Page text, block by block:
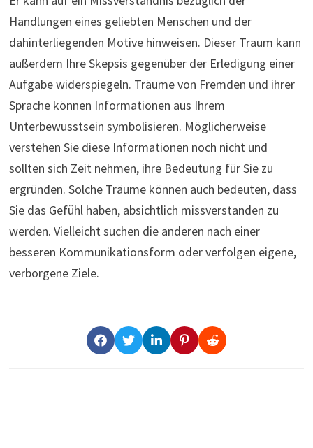
Handlungen eines geliebten Menschen und der
dahinterliegenden Motive hinweisen. Dieser Traum kann
außerdem Ihre Skepsis gegenüber der Erledigung einer
Aufgabe widerspiegeln. Träume von Fremden und ihrer
Sprache können Informationen aus Ihrem
Unterbewusstsein symbolisieren. Möglicherweise
verstehen Sie diese Informationen noch nicht und
sollten sich Zeit nehmen, ihre Bedeutung für Sie zu
ergründen. Solche Träume können auch bedeuten, dass
Sie das Gefühl haben, absichtlich missverstanden zu
werden. Vielleicht suchen die anderen nach einer
besseren Kommunikationsform oder verfolgen eigene,
verborgene Ziele.